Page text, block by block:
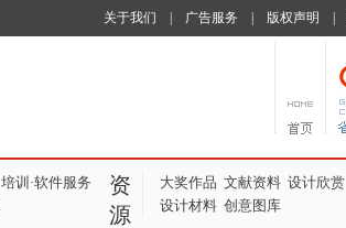
关于我们 广告服务 版权声明
培训·软件服务
资
源
大奖作品 文献资料 设计欣赏
设计材料 创意图库